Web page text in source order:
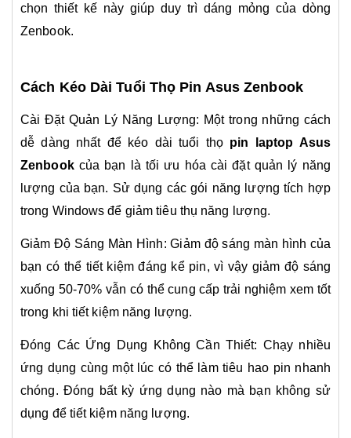
chọn thiết kế này giúp duy trì dáng mỏng của dòng
Zenbook.
Cách Kéo Dài Tuổi Thọ Pin Asus Zenbook
Cài Đặt Quản Lý Năng Lượng: Một trong những cách
dễ dàng nhất để kéo dài tuổi thọ pin laptop Asus
Zenbookcủa bạn là tối ưu hóa cài đặt quản lý năng
lượng của bạn. Sử dụng các gói năng lượng tích hợp
trong Windows để giảm tiêu thụ năng lượng.
Giảm Độ Sáng Màn Hình: Giảm độ sáng màn hình của
bạn có thể tiết kiệm đáng kể pin, vì vậy giảm độ sáng
xuống 50-70% vẫn có thể cung cấp trải nghiệm xem tốt
trong khi tiết kiệm năng lượng.
Đóng Các Ứng Dụng Không Cần Thiết: Chạy nhiều
ứng dụng cùng một lúc có thể làm tiêu hao pin nhanh
chóng. Đóng bất kỳ ứng dụng nào mà bạn không sử
dụng để tiết kiệm năng lượng.